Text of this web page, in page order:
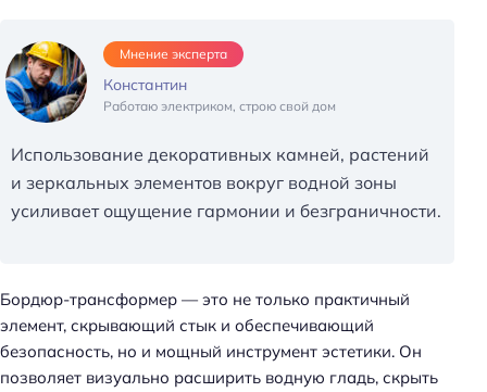
Мнение эксперта
Константин
Работаю электриком, строю свой дом
Использование декоративных камней, растений
и зеркальных элементов вокруг водной зоны
усиливает ощущение гармонии и безграничности.
Бордюр-трансформер — это не только практичный
элемент, скрывающий стык и обеспечивающий
безопасность, но и мощный инструмент эстетики. Он
позволяет визуально расширить водную гладь, скрыть